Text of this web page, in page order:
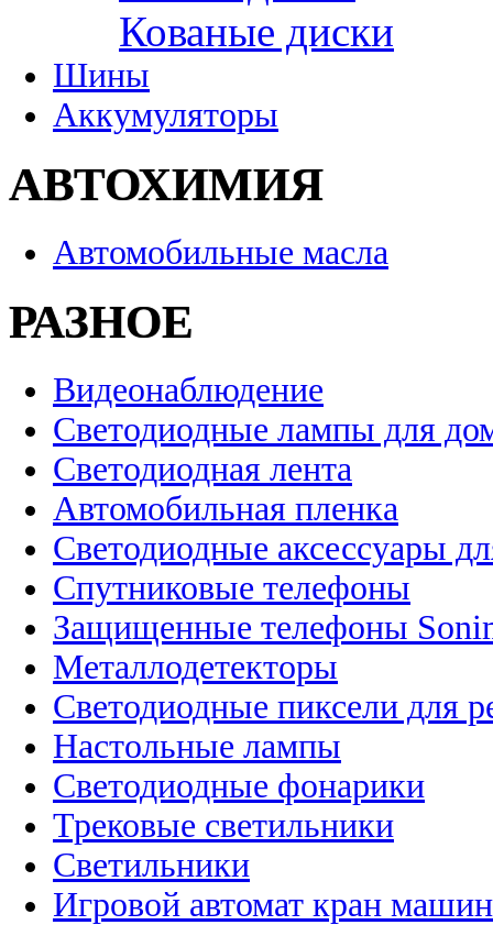
Кованые диски
Шины
Аккумуляторы
АВТОХИМИЯ
Автомобильные масла
РАЗНОЕ
Видеонаблюдение
Светодиодные лампы для
Светодиодная лента
Автомобильная пленка
Светодиодные аксессуары
Спутниковые телефоны
Защищенные телефоны
Металлодетекторы
Светодиодные пиксели для
Настольные лампы
Светодиодные фонарики
Трековые светильники
Светильники
Игровой автомат кран